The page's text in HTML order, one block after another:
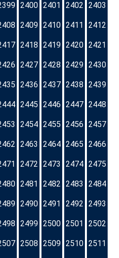
2400 2401 2402 2403
2409 2410 2411 2412
2418 2419 2420 2421
2427 2428 2429 2430
2436 2437 2438 2439
2445 2446 2447 2448
2454 2455 2456 2457
2463 2464 2465 2466
2472 2473 2474 2475
2481 2482 2483 2484
2490 2491 2492 2493
2499 2500 2501 2502
2508 2509 2510 2511